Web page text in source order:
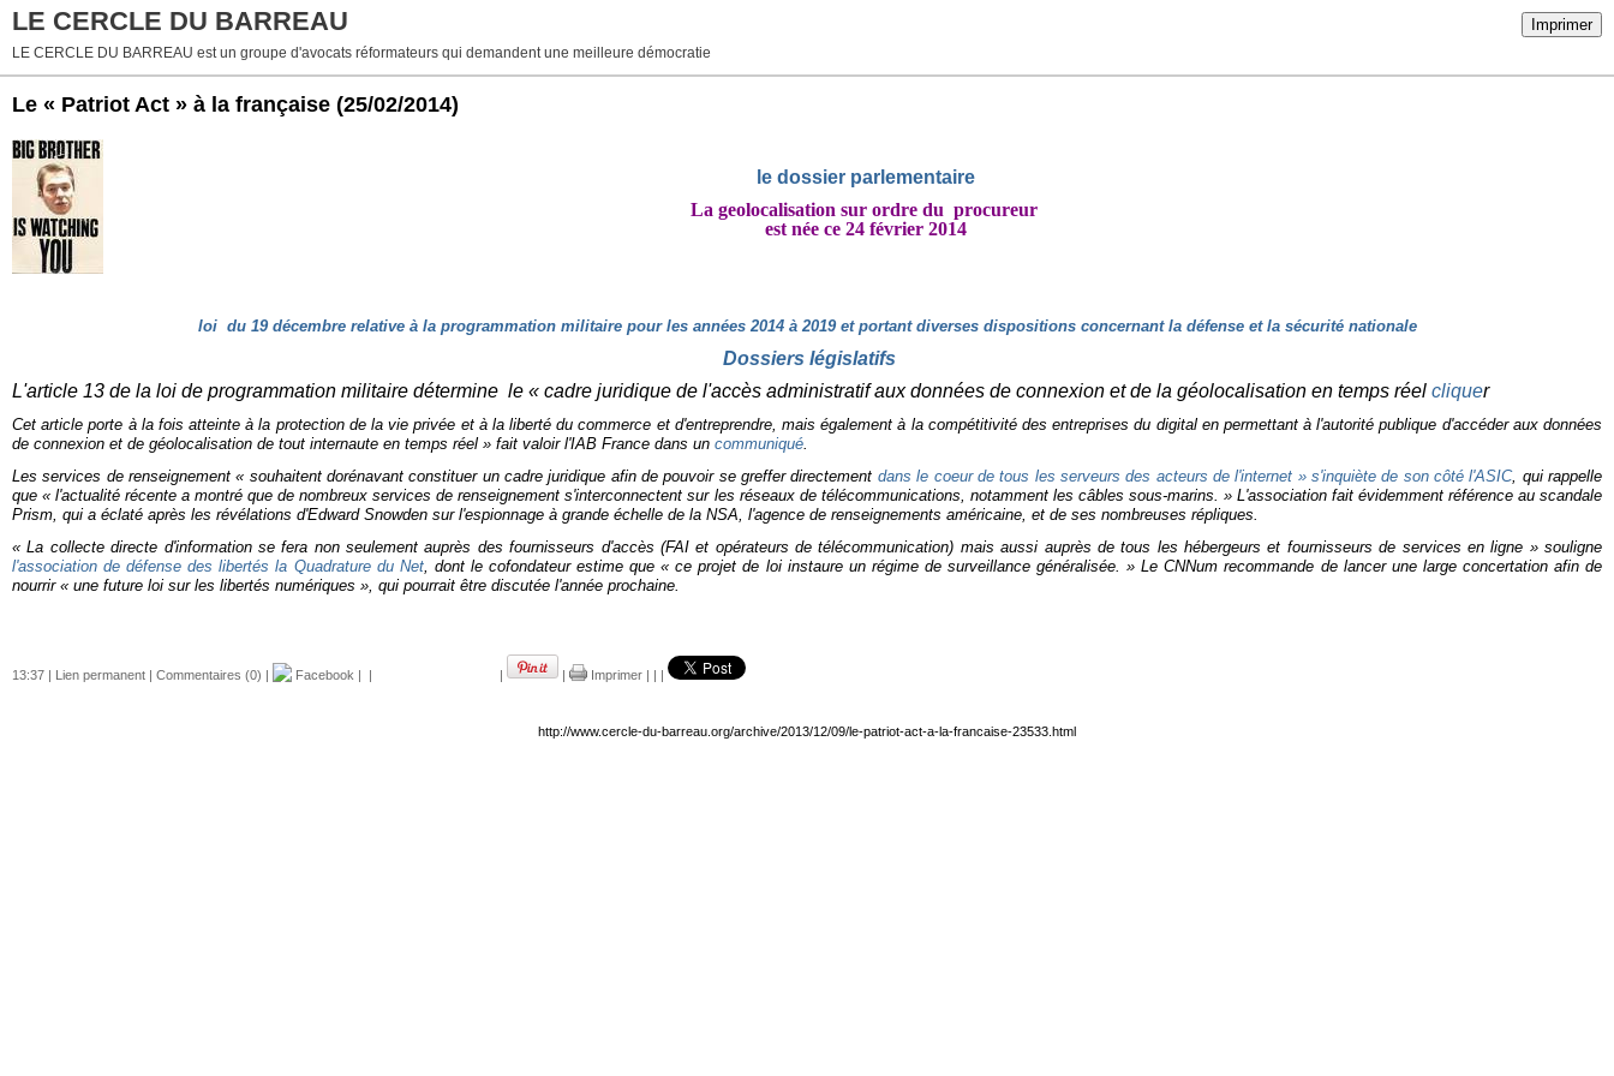
Imprimer
LE CERCLE DU BARREAU
LE CERCLE DU BARREAU est un groupe d'avocats réformateurs qui demandent une meilleure démocratie
Le « Patriot Act » à la française (25/02/2014)
le dossier parlementaire
La geolocalisation sur ordre du procureur
est née ce 24 février 2014
loi du 19 décembre relative à la programmation militaire pour les années 2014 à 2019 et portant diverses dispositions concernant la défense et la sécurité nationale
Dossiers législatifs
L'article 13 de la loi de programmation militaire détermine le « cadre juridique de l'accès administratif aux données de connexion et de la géolocalisation en temps réel cliquer
Cet article porte à la fois atteinte à la protection de la vie privée et à la liberté du commerce et d'entreprendre, mais également à la compétitivité des entreprises du digital en permettant à l'autorité publique d'accéder aux données
de connexion et de géolocalisation de tout internaute en temps réel » fait valoir l'IAB France dans un communiqué.
Les services de renseignement « souhaitent dorénavant constituer un cadre juridique afin de pouvoir se greffer directement dans le coeur de tous les serveurs des acteurs de l'internet » s'inquiète de son côté l'ASIC, qui rappelle
que «l'actualité récente a montré que de nombreux services de renseignement s'interconnectent sur les réseaux de télécommunications, notamment les câbles sous-marins. » L'association fait évidemment référence au scandale
Prism, qui a éclaté après les révélations d'Edward Snowden sur l'espionnage à grande échelle de la NSA, l'agence de renseignements américaine, et de ses nombreuses répliques.
«La collecte directe d'information se fera non seulement auprès des fournisseurs d'accès (FAI et opérateurs de télécommunication) mais aussi auprès de tous les hébergeurs et fournisseurs de services en ligne » souligne
l'association de défense des libertés la Quadrature du Net, dont le cofondateur estime que «ce projet de loi instaure un régime de surveillance généralisée. »Le CNNum recommande de lancer une large concertation afin de
nourrir« une future loi sur les libertés numériques », qui pourrait être discutée l'année prochaine.
13:37 | Lien permanent | Commentaires (0) | Facebook | | | | Imprimer | | |
http://www.cercle-du-barreau.org/archive/2013/12/09/le-patriot-act-a-la-francaise-23533.html